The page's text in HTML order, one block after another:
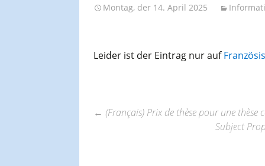
Montag, der 14. April 2025
Leider ist der Eintrag nur auf
← (Français) Prix de thèse pour une thèse
Subject